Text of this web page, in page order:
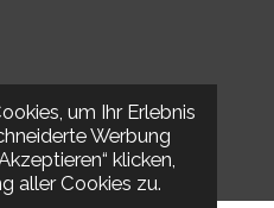
um Ihr Erlebnis
Werbung
klicken,
aller Cookies zu.
Art & Design